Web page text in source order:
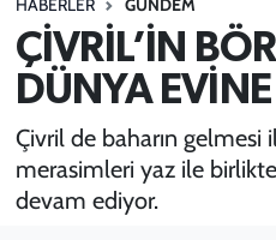
HABERLER GÜNDEM
ÇİVRİL’İN
DÜNYA EVİNE
Çivril de baharın gelmesi
merasimleri yaz ile
devam ediyor.
SPOR
TEKNOLOJİ
YAŞAM